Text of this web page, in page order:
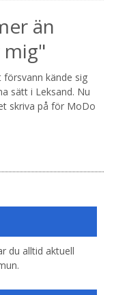
än
mig"
kände sig
sätt i Leksand. Nu
skriva på för MoDo
du alltid aktuell